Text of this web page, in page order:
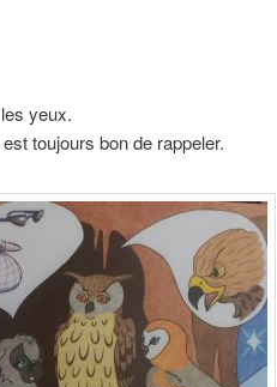
yeux.
est toujours bon de rappeler.